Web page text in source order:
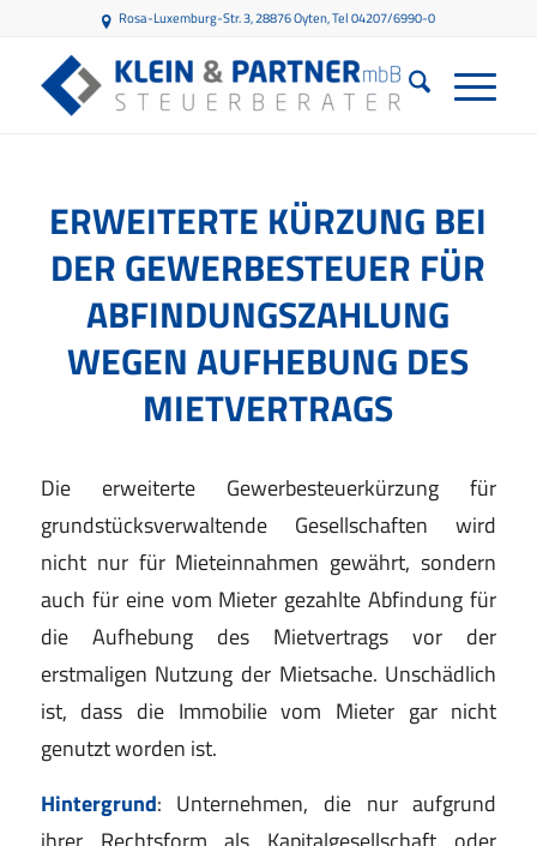
Rosa-Luxemburg-Str. 3, 28876 Oyten, Tel 04207/6990-0
ERWEITERTE KÜRZUNG BEI
DER GEWERBESTEUER FÜR
ABFINDUNGSZAHLUNG
WEGEN AUFHEBUNG DES
MIETVERTRAGS
Die erweiterte Gewerbesteuerkürzung für
grundstücksverwaltende Gesellschaften wird
nicht nur für Mieteinnahmen gewährt, sondern
auch für eine vom Mieter gezahlte Abfindung für
die Aufhebung des Mietvertrags vor der
erstmaligen Nutzung der Mietsache. Unschädlich
ist, dass die Immobilie vom Mieter gar nicht
genutzt worden ist.
Hintergrund: Unternehmen, die nur aufgrund